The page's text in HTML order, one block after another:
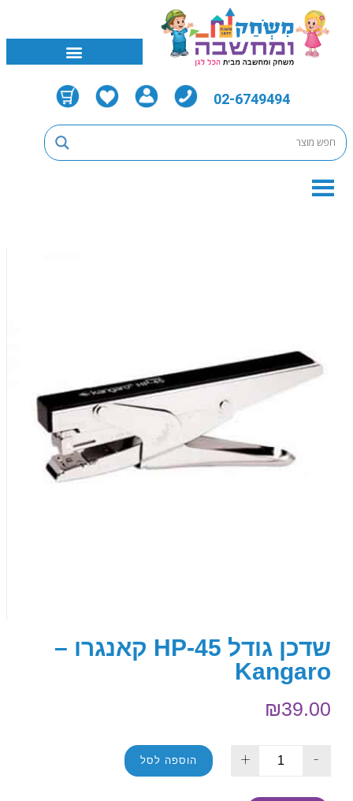
02-6749494
שדכן גודל HP-45 קאנגרו –
Kangaro
₪39.00
-
+ הוספה לסל